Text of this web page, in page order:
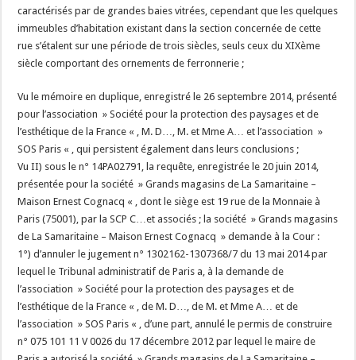
caractérisés par de grandes baies vitrées, cependant que les quelques
immeubles d’habitation existant dans la section concernée de cette
rue s’étalent sur une période de trois siècles, seuls ceux du XIXème
siècle comportant des ornements de ferronnerie ;
Vu le mémoire en duplique, enregistré le 26 septembre 2014, présenté
pour l’association » Société pour la protection des paysages et de
l’esthétique de la France « , M. D…, M. et Mme A… et l’association »
SOS Paris « , qui persistent également dans leurs conclusions ;
Vu II) sous le n° 14PA02791, la requête, enregistrée le 20 juin 2014,
présentée pour la société » Grands magasins de La Samaritaine –
Maison Ernest Cognacq « , dont le siège est 19 rue de la Monnaie à
Paris (75001), par la SCP C…et associés ; la société » Grands magasins
de La Samaritaine – Maison Ernest Cognacq » demande à la Cour :
1°) d’annuler le jugement n° 1302162-1307368/7 du 13 mai 2014 par
lequel le Tribunal administratif de Paris a, à la demande de
l’association » Société pour la protection des paysages et de
l’esthétique de la France « , de M. D…, de M. et Mme A… et de
l’association » SOS Paris « , d’une part, annulé le permis de construire
n° 075 101 11 V 0026 du 17 décembre 2012 par lequel le maire de